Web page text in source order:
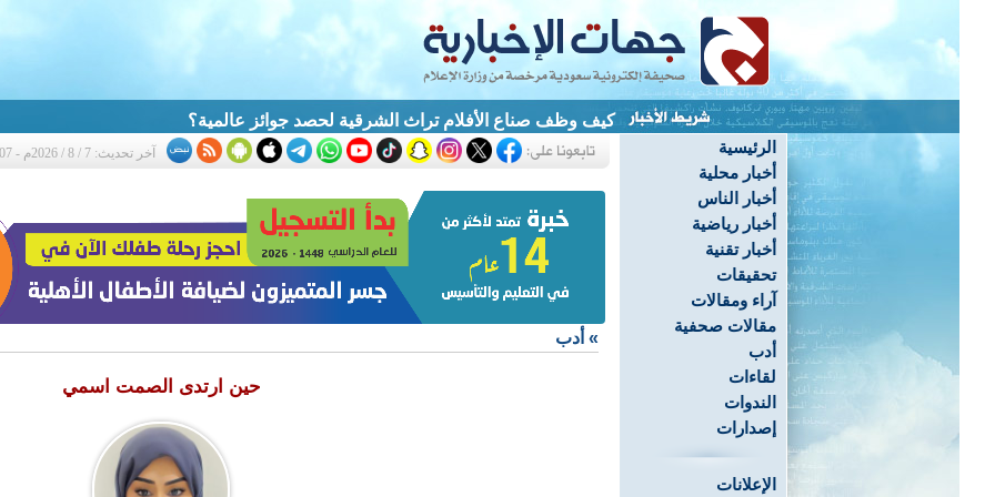
كيف وظف صناع الأفلام تراث الشرقية لحصد جوائز عالمية؟
الرئيسية
أخبار محلية
أخبار الناس
أخبار رياضية
أخبار تقنية
تحقيقات
آراء ومقالات
مقالات صحفية
أدب
لقاءات
الندوات
إصدارات
الإعلانات
آخر تحديث: 7 / 8 / 2026م - 5:07 م
» أدب
حين ارتدى الصمت اسمي